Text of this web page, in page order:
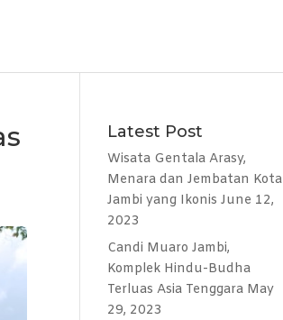
Latest Post
Wisata Gentala Arasy,
Menara dan Jembatan Kota
Jambi yang Ikonis June 12,
2023
Candi Muaro Jambi,
Komplek Hindu-Budha
Terluas Asia Tenggara May
29, 2023